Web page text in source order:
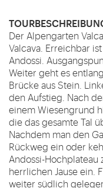
Der Alpengarten
Valcava. Erreichbar
Andossi.
Weiter geht es
Brücke aus Stein.
den Aufstieg. Nach
einem Wiesengrund
die das gesamte Tal
Nachdem man den
Rückweg ein oder
Andossi-
herrlichen Jause ein.
weiter südlich